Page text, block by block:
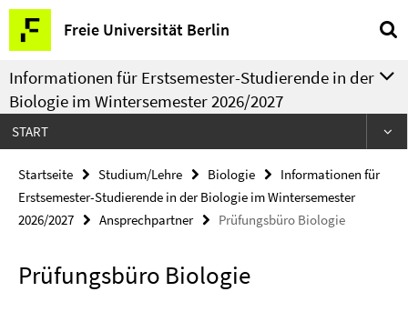
Springe
direkt
zu
Inhalt
Freie Universität Berlin
Service-
Navigation
Informationen für Erstsemester-Studierende in der
Biologie im Wintersemester 2026/2027
START
Startseite Studium/Lehre Biologie
Informationen für
Erstsemester-Studierende in der Biologie im Wintersemester
2026/2027
Ansprechpartner Prüfungsbüro Biologie
Prüfungsbüro Biologie